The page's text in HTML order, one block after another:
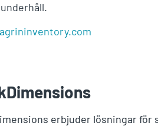
erbjuder lösningar för